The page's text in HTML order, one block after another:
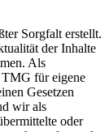
Sorgfalt erstellt.
der Inhalte
Als
für eigene
Gesetzen
wir als
oder